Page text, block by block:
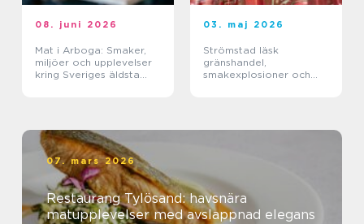
08. juni 2026
Mat i Arboga: Smaker,
miljöer och upplevelser
kring Sveriges äldsta
03. maj 2026
Strömstad läsk
gränshandel,
smakexplosioner och
07. mars 2026
Restaurang Tylösand: havsnära
matupplevelser med avslappnad elegans